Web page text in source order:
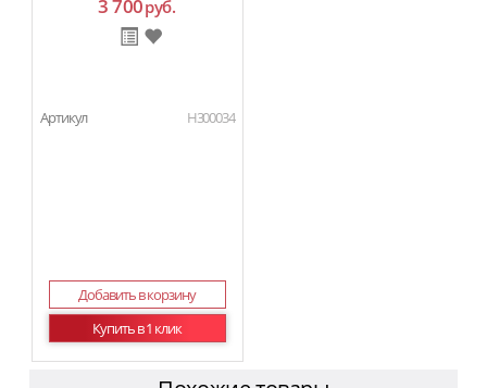
3 700руб.
Артикул H300034
Добавить в корзину
Купить в 1 клик